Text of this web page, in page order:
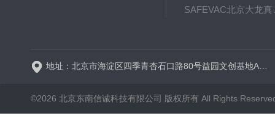
©2026 北京东南信诚科技有限公司 版权所有 All Rights